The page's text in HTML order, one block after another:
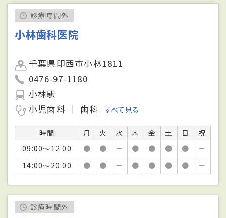
診療時間外
小林歯科医院
千葉県印西市小林1811
0476-97-1180
小林駅
小児歯科
歯科 すべて見る
時間 月 火 水 木 金 土 日
祝
09:00～12:00
● ● － ● ● ● ●
－
14:00～20:00
● ● － ● ● ● ● －
診療時間外